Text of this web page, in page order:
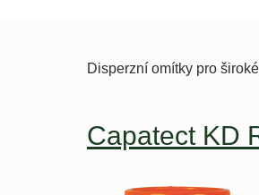
Disperzní omítky pro
Capatect KD